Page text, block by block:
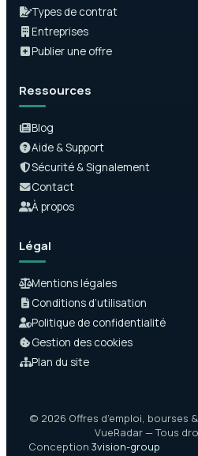
Types de contrat
Entreprises
Publier une offre
Ressources
Blog
Aide & Support
Sécurité & Signalement
Contact
À propos
Légal
Mentions légales
Conditions d’utilisation
Politique de confidentialité
Gestion des cookies
Plan du site
© 2026 Offres d’emploi, bourses
VueRadar — Tous
Conception 3vision-group